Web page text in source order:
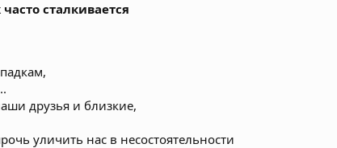
сталкивается
друзья и близкие,
уличить нас в несостоятельности